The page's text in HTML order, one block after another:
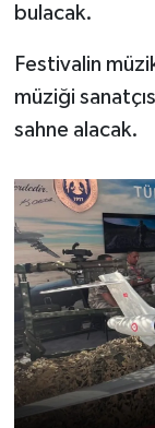
bulacak.
Festivalin
müziği
sahne alacak.